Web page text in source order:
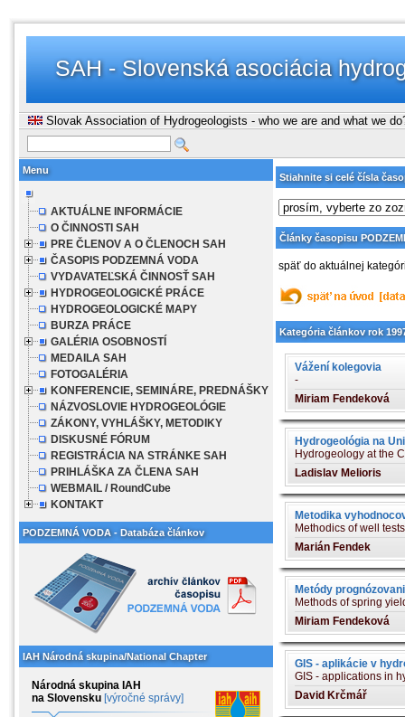
SAH - Slovenská asociácia
Slovak Association of Hydrogeologists - who we are and what we
Menu
AKTUÁLNE INFORMÁCIE
O ČINNOSTI SAH
PRE ČLENOV A O ČLENOCH SAH
ČASOPIS PODZEMNÁ VODA
VYDAVATEĽSKÁ ČINNOSŤ SAH
HYDROGEOLOGICKÉ PRÁCE
HYDROGEOLOGICKÉ MAPY
BURZA PRÁCE
GALÉRIA OSOBNOSTÍ
MEDAILA SAH
FOTOGALÉRIA
KONFERENCIE, SEMINÁRE, PREDNÁŠKY
NÁZVOSLOVIE HYDROGEOLÓGIE
ZÁKONY, VYHLÁŠKY, METODIKY
DISKUSNÉ FÓRUM
REGISTRÁCIA NA STRÁNKE SAH
PRIHLÁŠKA ZA ČLENA SAH
WEBMAIL / RoundCube
KONTAKT
PODZEMNÁ VODA - Databáza článkov
IAH Národná skupina/National Chapter
Národná skupina IAH
na Slovensku [výročné správy]
Stiahnite si celé čísla
Články časopisu
späť do aktuálnej
Kategória článkov rok
Vážení kolegovia
-
Miriam Fendeková
Hydrogeológia na
Hydrogeology at the
Ladislav Melioris
Metodika
Methodics of well
Marián Fendek
Metódy
Methods of spring
Miriam Fendeková
GIS - aplikácie v
GIS - applications in
David Krčmář